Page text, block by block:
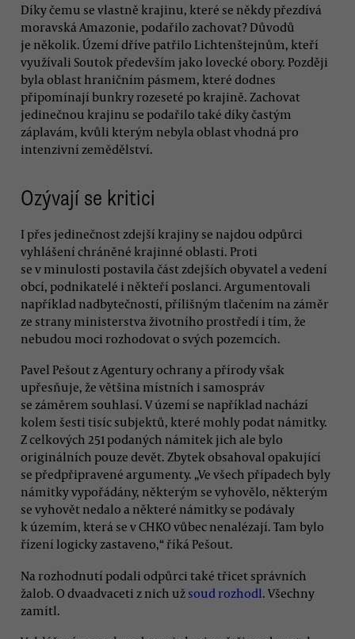
Díky čemu se vlastně krajinu, které se někdy přezdívá
moravská Amazonie, podařilo zachovat? Důvodů
je několik. Území dříve patřilo Lichtenštejnům, kteří
využívali Soutok především jako lovecké obory. Později
byla oblast hraničním pásmem, které dodnes
připomínají bunkry rozeseté po krajině. Zachovat
jedinečnou krajinu se podařilo také díky častým
záplavám, kvůli kterým nebyla oblast vhodná pro
intenzivní zemědělství.
Ozývají se kritici
I přes jedinečnost zdejší krajiny se najdou odpůrci
vyhlášení chráněné krajinné oblasti. Proti
se v minulosti postavila část zdejších obyvatel a vedení
obcí, podnikatelé i někteří poslanci. Argumentovali
například nadbytečností, přílišným tlačením na záměr
ze strany ministerstva životního prostředí i tím, že
nebudou moci rozhodovat o svých pozemcích.
Pavel Pešout z Agentury ochrany a přírody však
upřesňuje, že většina místních i samospráv
se záměrem souhlasí. V území se například nachází
kolem šesti tisíc subjektů, které mohly podat námitky.
Z celkových 251 podaných námitek jich ale bylo
originálních pouze devět. Zbytek obsahoval opakující
se předpřipravené argumenty. „Ve všech případech byly
námitky vypořádány, některým se vyhovělo, některým
se vyhovět nedalo a některé námitky se podávaly
k územím, která se v CHKO vůbec nenalézají. Tam bylo
řízení logicky zastaveno,“ říká Pešout.
Na rozhodnutí podali odpůrci také třicet správních
žalob. O dvaadvaceti z nich už soud rozhodl. Všechny
zamítl.